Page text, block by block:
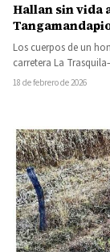
Hallan sin vida
Los cuerpos de un
carretera La
18 de febrero de 2026